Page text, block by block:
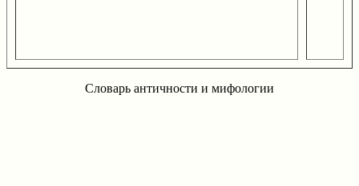
Словарь античности и мифологии